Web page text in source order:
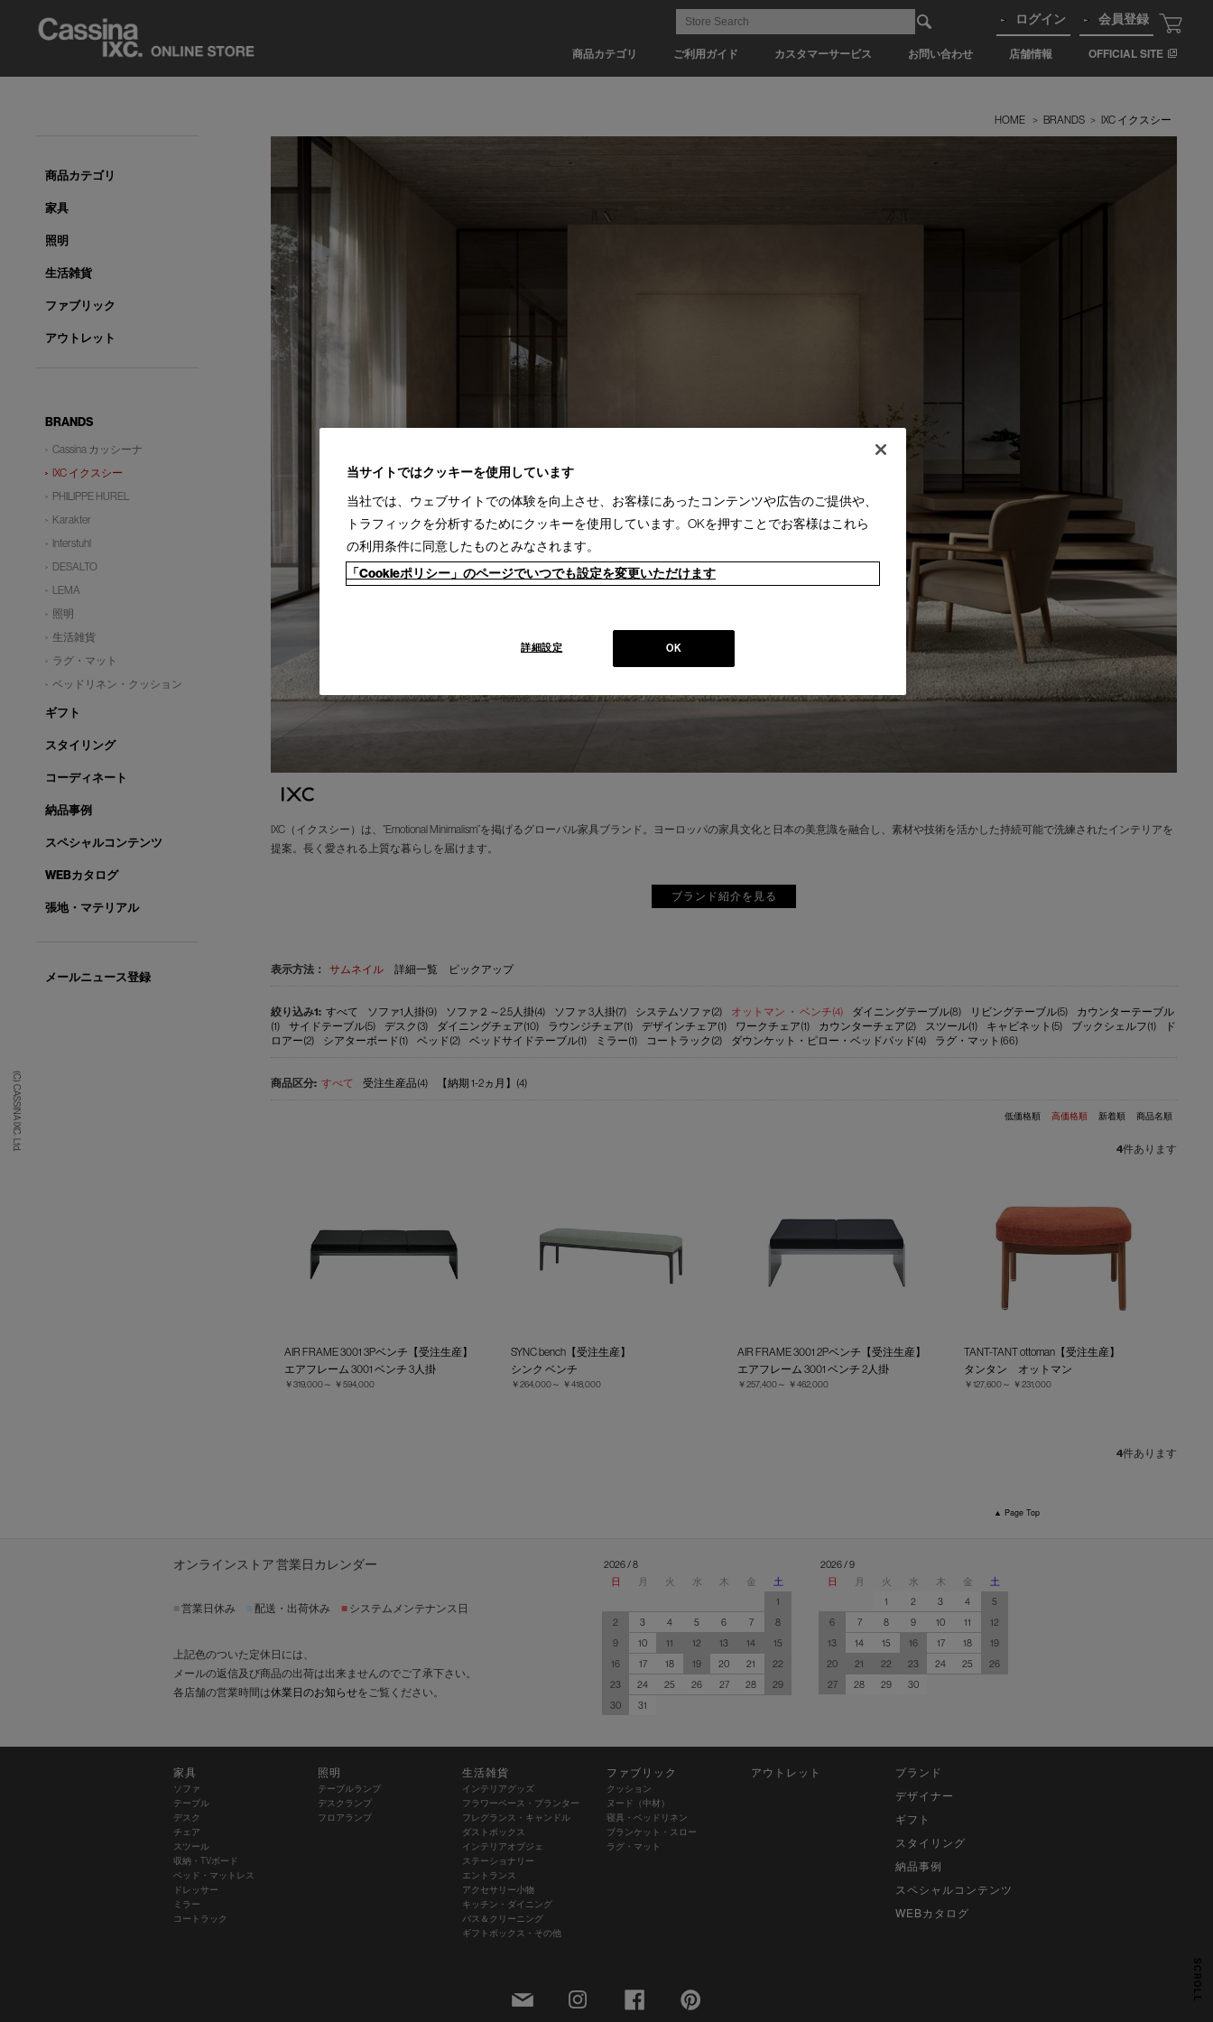
商品カテゴリ ご利用ガイド カスタマーサービス お問い合わせ 店舗情報 OFFICIAL SITE
ログイン 会員登録
(C) CASSINA IXC. Ltd.
SCROLL
HOME > BRANDS > IXC イクスシー
IXC（イクスシー）は、”Emotional Minimalism”を掲げるグローバル家具ブランド。ヨーロッパの家具文化と日本の美意識を融合し、素材や技術を活かした持続可能で洗練されたインテリアを
提案。長く愛される上質な暮らしを届けます。
ブランド紹介を見る
表示方法： サムネイル 詳細一覧 ピックアップ
すべて ソファ1人掛(9) ソファ２～2.5人掛(4) ソファ 3人掛(7) システムソファ(2) オットマン ・ ベンチ(4) ダイニングテーブル(8) リビングテーブル(5)
カウンターテーブル
(1)
サイドテーブル(5) デスク(3) ダイニングチェア(10) ラウンジチェア(1) デザインチェア(1) ワークチェア(1) カウンターチェア(2) スツール(1) キャビネット(5) ブックシェルフ(1)
ド
ロアー(2)
シアターボード(1) ベッド(2) ベッドサイドテーブル(1) ミラー(1) コートラック(2) ダウンケット・ピロー・ベッドパッド(4) ラグ・マット(66)
すべて 受注生産品(4) 【納期 1-2ヵ月】(4)
低価格順 高価格順 新着順 商品名順
4件あります
AIR FRAME 3001 3Pベンチ【受注生産】
エアフレーム 3001 ベンチ 3人掛
￥319,000～ ￥594,000
SYNC bench【受注生産】
シンク ベンチ
￥264,000～ ￥418,000
AIR FRAME 3001 2Pベンチ【受注生産】
エアフレーム 3001 ベンチ 2人掛
￥257,400～ ￥462,000
TANT-TANT ottoman【受注生産】
タンタン オットマン
￥127,600～ ￥231,000
4件あります
商品カテゴリ
家具
照明
生活雑貨
ファブリック
アウトレット
BRANDS
Cassina カッシーナ
IXC イクスシー
PHILIPPE HUREL
Karakter
Interstuhl
DESALTO
LEMA
照明
生活雑貨
ラグ・マット
ベッドリネン・クッション
ギフト
スタイリング
コーディネート
納品事例
スペシャルコンテンツ
WEBカタログ
張地・マテリアル
メールニュース登録
▲ Page Top
オンラインストア 営業日カレンダー
営業日休み 配送・出荷休み ■ システムメンテナンス日
上記色のついた定休日には、
メールの返信及び商品の出荷は出来ませんのでご了承下さい。
各店舗の営業時間は休業日のお知らせをご覧ください。
2026 / 8
日
月 火 水 木 金
土
1
2
3 4 5 6 7
8
9
10 11 12 13 14
15
16
17 18 19 20 21
22
23
24 25 26 27 28
29
30
31
2026 / 9
日
月 火 水 木 金
土
1
2 3 4
5
6
7 8 9 10 11
12
13
14 15 16 17 18
19
20
21 22 23 24 25
26
27
28 29 30
家具
ソファ
テーブル
デスク
チェア
スツール
収納・TVボード
ベッド・マットレス
ドレッサー
ミラー
コートラック
照明
テーブルランプ
デスクランプ
フロアランプ
生活雑貨
インテリアグッズ
フラワーベース・プランター
フレグランス・キャンドル
ダストボックス
インテリアオブジェ
ステーショナリー
エントランス
アクセサリー小物
キッチン・ダイニング
バス＆クリーニング
ギフトボックス・その他
ファブリック
クッション
ヌード（中材）
寝具・ベッドリネン
ブランケット・スロー
ラグ・マット
アウトレット
ブランド
デザイナー
ギフト
スタイリング
納品事例
スペシャルコンテンツ
WEBカタログ
当サイトではクッキーを使用しています
当社では、ウェブサイトでの体験を向上させ、お客様にあったコンテンツや広告のご提供や、
トラフィックを分析するためにクッキーを使用しています。OKを押すことでお客様はこれら
の利用条件に同意したものとみなされます。
「Cookieポリシー」のページでいつでも設定を変更いただけます
OK
詳細設定